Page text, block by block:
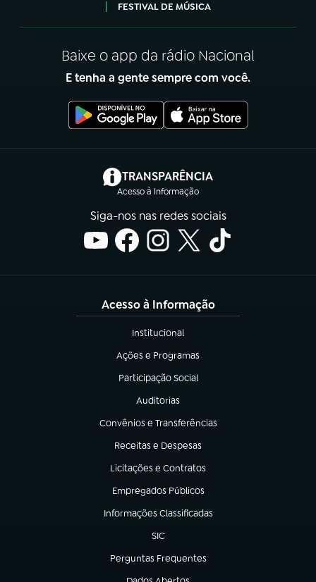
FESTIVAL DE MÚSICA
Baixe o app da rádio Nacional
E tenha a gente sempre com você.
TRANSPARÊNCIA
Acesso à Informação
(abre em nova aba)
Siga-nos nas redes sociais
Acesso à Informação
Institucional
(abre em nova aba)
Ações e Programas
(abre em nova aba)
Participação Social
(abre em nova aba)
Auditorias
(abre em nova aba)
Convênios e Transferências
(abre em nova aba)
Receitas e Despesas
(abre em nova aba)
Licitações e Contratos
(abre em nova aba)
Empregados Públicos
(abre em nova aba)
Informações Classificadas
(abre em nova aba)
SIC
(abre em nova aba)
Perguntas Frequentes
(abre em nova aba)